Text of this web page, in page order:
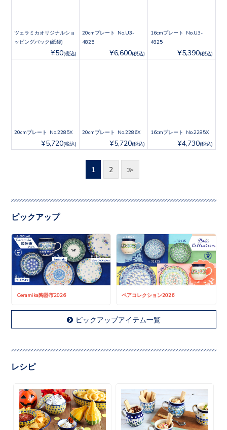
ツェラミカオリジナルショ
ッピングバック(紙袋)
¥50(税込)
20cmプレート No.U3-
4825
¥6,600(税込)
16cmプレート No.U3-
4825
¥5,390(税込)
20cmプレート No.2285X
¥5,720(税込)
20cmプレート No.2286X
¥5,720(税込)
16cmプレート No.2285X
¥4,730(税込)
1 2 ≫
ピックアップ
Ceramika陶器市2026 ペアコレクション2026
ピックアップアイテム一覧
レシピ